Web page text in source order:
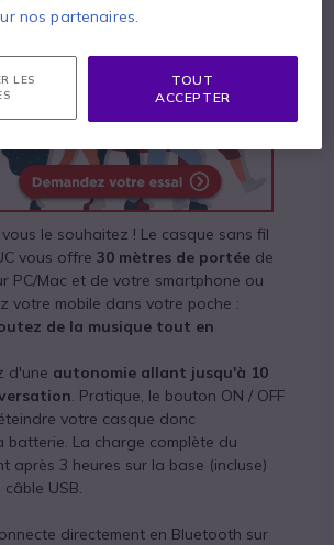
le souhaitez ! Le casque sans fil
vous offre 30 mètres de portée de
PC/Mac et de votre smartphone ou
votre mobile dans votre poche :
de la musique tout en
d'une autonomie allant jusqu'à 10
. Pratique, le bouton ON / OFF
votre casque donc
batterie. La charge complète du
après 3 heures sur la base (incluse)
USB.
directement en Bluetooth sur
nos partenaires.
LES
TOUT
ACCEPTER